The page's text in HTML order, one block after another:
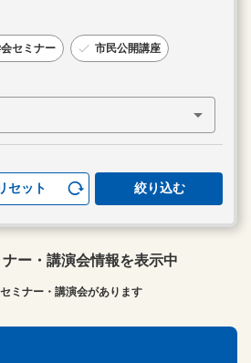
セミナー 市民公開講座
セット 絞り込む
ー・講演会情報を表示中
ミナー・講演会があります